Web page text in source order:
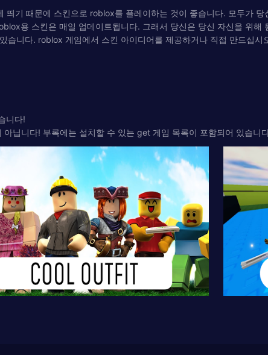
기 때문에 스킨으로 roblox를 플레이하는 것이 좋습니다. 모두가
용 스킨은 매일 업데이트됩니다. 그래서 당신은 당신 자신을 위해
니다. roblox 게임에서 스킨 아이디어를 제공하거나 직접 만드십
니다!
닙니다! 부록에는 설치할 수 있는 get 게임 목록이 포함되어 있습니